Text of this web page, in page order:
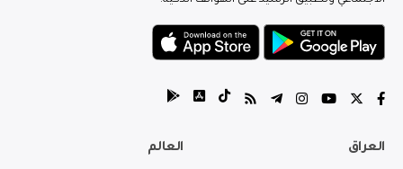
العراق العالم